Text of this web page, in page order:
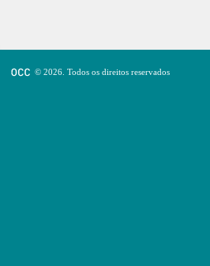
© 2026. Todos os direitos reservados